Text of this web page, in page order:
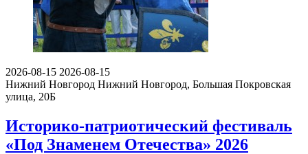
2026-08-15 2026-08-15
Нижний Новгород Нижний Новгород, Большая Покровская
улица, 20Б
Историко-патриотический фестиваль
«Под Знаменем Отечества» 2026